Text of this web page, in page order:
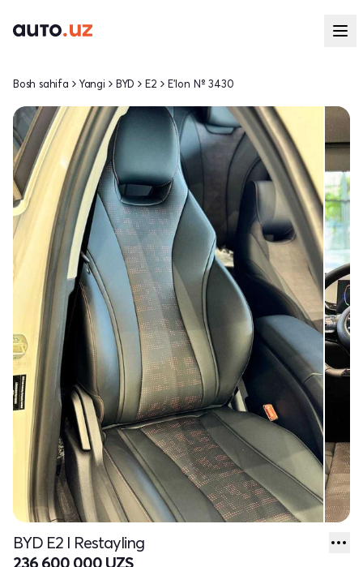
Bosh sahifa Yangi BYD E2 E'lon № 3430
BYD E2 I Restayling
236 600 000 UZS